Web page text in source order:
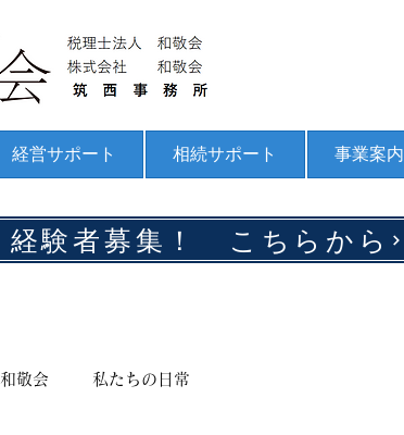
経営サポート 相続サポート 事業案内
経験者募集！ こちらから
和敬会 私たちの日常